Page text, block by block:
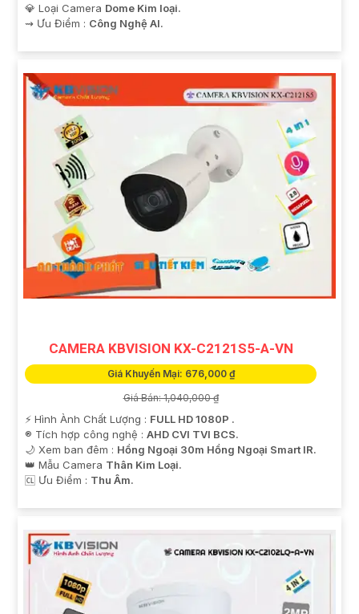
💎 Loại Camera Dome Kim loại.
️⇝ Ưu Điểm : Công Nghệ AI.
CAMERA KBVISION KX-C2121S5-A-VN
Giá Khuyến Mại: 676,000 ₫
Giá Bán: 1,040,000 ₫
️⚡ Hình Ành Chất Lượng : FULL HD 1080P .
®️ Tích hợp công nghệ : AHD CVI TVI BCS.
🌙 Xem ban đêm : Hồng Ngoại 30m Hồng Ngoại Smart IR.
👑 Mẫu Camera Thân Kim Loại.
️🆑 Ưu Điểm : Thu Âm.